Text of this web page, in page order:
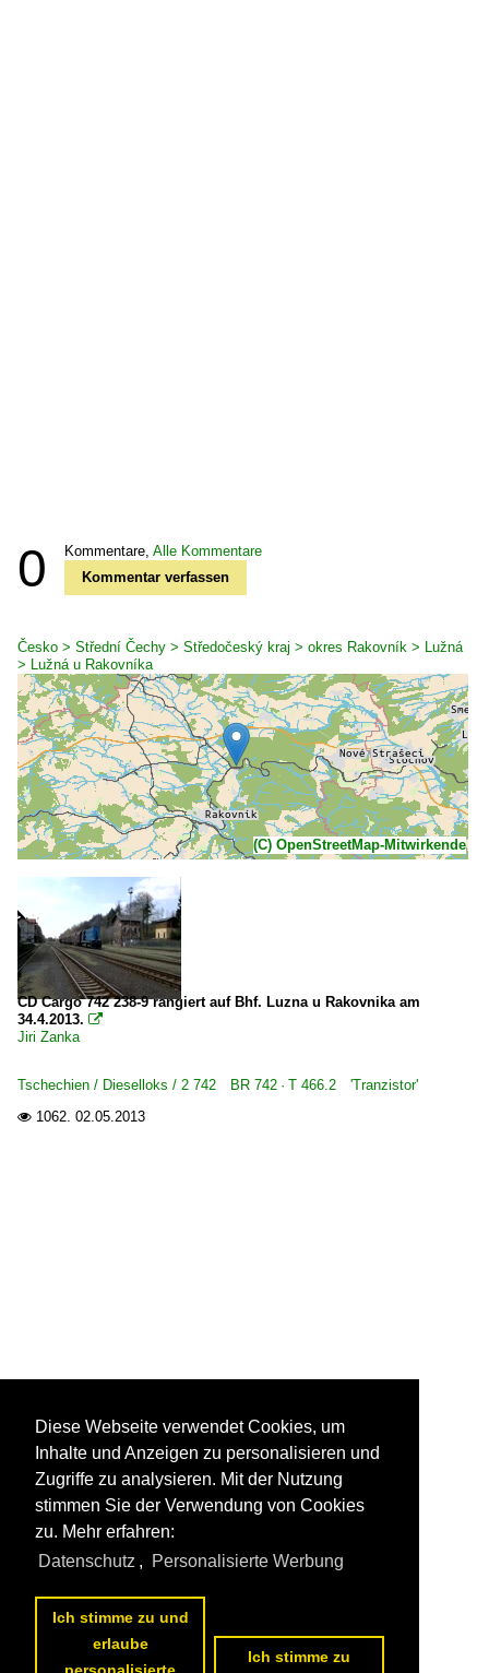
0 Kommentare, Alle Kommentare
Kommentar verfassen
Česko > Střední Čechy > Středočeský kraj > okres Rakovník > Lužná
> Lužná u Rakovníka
(C) OpenStreetMap-Mitwirkende
CD Cargo 742 238-9 rangiert auf Bhf. Luzna u Rakovnika am
34.4.2013. 
Jiri Zanka
Tschechien / Dieselloks / 2 742 BR 742 · T 466.2 'Tranzistor'
 1062. 02.05.2013
Diese Webseite verwendet Cookies, um
Inhalte und Anzeigen zu personalisieren und
Zugriffe zu analysieren. Mit der Nutzung
stimmen Sie der Verwendung von Cookies
zu. Mehr erfahren:
Datenschutz , Personalisierte Werbung
Ich stimme zu und
erlaube
Ich stimme zu